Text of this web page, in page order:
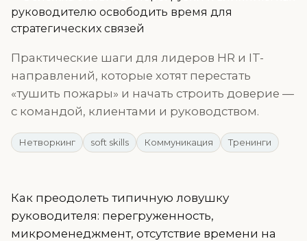
Практические шаги для лидеров HR и IT-
направлений, которые хотят перестать
«тушить пожары» и начать строить доверие —
с командой, клиентами и руководством.
Нетворкинг soft skills Коммуникация Тренинги
Как преодолеть типичную ловушку
руководителя: перегруженность,
микроменеджмент, отсутствие времени на